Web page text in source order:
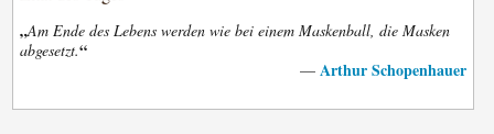
„Am Ende des Lebens werden wie bei einem Maskenball, die Masken
abgesetzt.“
— Arthur Schopenhauer